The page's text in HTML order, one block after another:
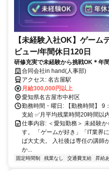
【未経験入社OK】ゲーム
ビュー/年間休日120日
研修充実で未経験から挑戦OK＊年
補助最大50％など安心の福利厚生あ
合同会社in hand(人事部)
アクセス: 名古屋駅
月給300,000円以上
愛知県名古屋市中村区
勤務時間・曜日: 【勤務時間】 9
支給 ✅月平均残業時間20時間以
仕事内容: ＜愛知勤務＞ 未経験
す。 「ゲームが好き」「IT業界
ば大丈夫。 入社後は専任の講師
か...
固定時間制 残業なし 交通費支給 昇給